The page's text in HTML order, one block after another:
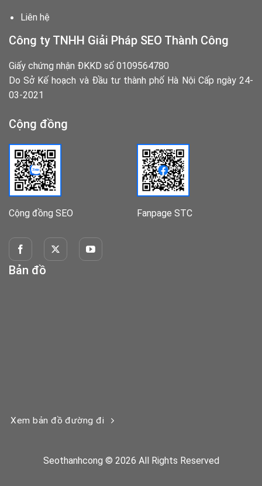
Liên hệ
Công ty TNHH Giải Pháp SEO Thành Công
Giấy chứng nhận ĐKKD số 0109564780
Do Sở Kế hoạch và Đầu tư thành phố Hà Nội Cấp ngày 24-
03-2021
Cộng đồng
Cộng đồng SEO Fanpage STC
Bản đồ
Xem bản đồ đường đi
Seothanhcong © 2026 All Rights Reserved